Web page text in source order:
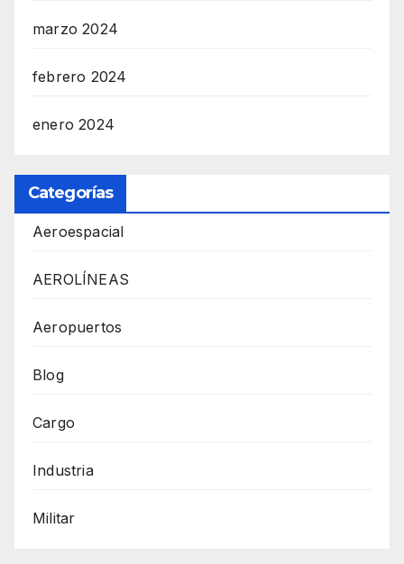
marzo 2024
febrero 2024
enero 2024
Categorías
Aeroespacial
AEROLÍNEAS
Aeropuertos
Blog
Cargo
Industria
Militar